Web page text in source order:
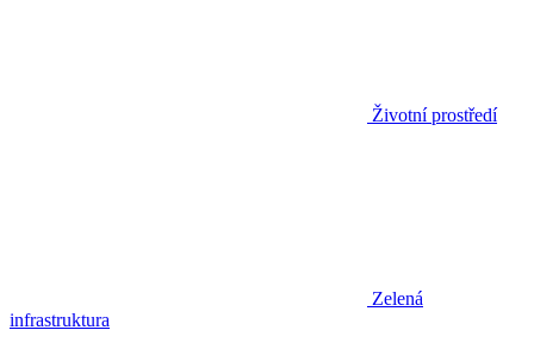
Životní prostředí
Zelená
infrastruktura